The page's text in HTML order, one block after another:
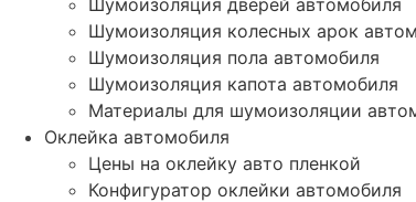
Шумоизоляция колесных арок
Шумоизоляция пола автомобиля
Шумоизоляция капота автомобиля
Материалы для шумоизоляции
Оклейка автомобиля
Цены на оклейку авто пленкой
Конфигуратор оклейки автомобиля